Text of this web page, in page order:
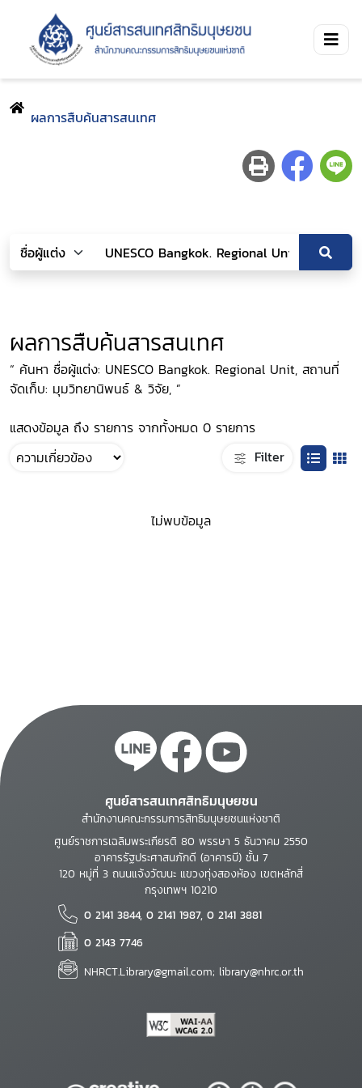
ผลการสืบค้นสารสนเทศ
ผลการสืบค้นสารสนเทศ
“ ค้นหา ชื่อผู้แต่ง: UNESCO Bangkok. Regional Unit, สถานที่
จัดเก็บ: มุมวิทยานิพนธ์ & วิจัย, ”
แสดงข้อมูล ถึง รายการ จากทั้งหมด 0 รายการ
Filter
ไม่พบข้อมูล
ศูนย์สารสนเทศสิทธิมนุษยชน
สำนักงานคณะกรรมการสิทธิมนุษยชนแห่งชาติ
ศูนย์ราชการเฉลิมพระเกียรติ 80 พรรษา 5 ธันวาคม 2550
อาคารรัฐประศาสนภักดี (อาคารบี) ชั้น 7
120 หมู่ที่ 3 ถนนแจ้งวัฒนะ แขวงทุ่งสองห้อง เขตหลักสี่
กรุงเทพฯ 10210
0 2141 3844, 0 2141 1987, 0 2141 3881
0 2143 7746
NHRCT.Library@gmail.com; library@nhrc.or.th